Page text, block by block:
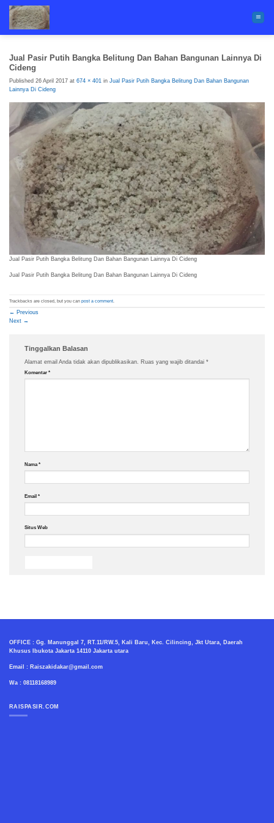
content
Jual Pasir Putih Bangka Belitung Dan Bahan Bangunan Lainnya Di
Cideng
Published 26 April 2017 at 674 × 401 in Jual Pasir Putih Bangka Belitung Dan Bahan Bangunan
Lainnya Di Cideng
Jual Pasir Putih Bangka Belitung Dan Bahan Bangunan Lainnya Di Cideng
Jual Pasir Putih Bangka Belitung Dan Bahan Bangunan Lainnya Di Cideng
Trackbacks are closed, but you can post a comment
← Previous
Next →
Tinggalkan Balasan
Alamat email Anda tidak akan dipublikasikan. Ruas yang wajib ditandai *
Komentar *
Nama *
Email *
Situs Web
OFFICE : Gg. Manunggal 7, RT.11/RW.5, Kali Baru, Kec. Cilincing, Jkt Utara, Daerah
Khusus Ibukota Jakarta 14110 Jakarta utara
Email : Raiszakidakar@gmail.com
Wa : 08118168989
RAISPASIR.COM